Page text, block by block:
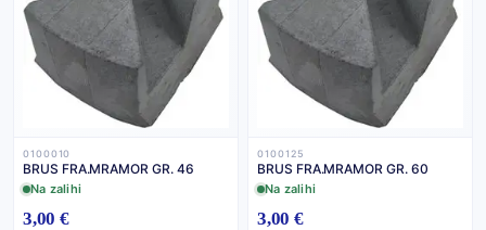
0100010
BRUS FRA.MRAMOR GR. 46
Na zalihi
3,00 €
0100125
BRUS FRA.MRAMOR GR. 60
Na zalihi
3,00 €